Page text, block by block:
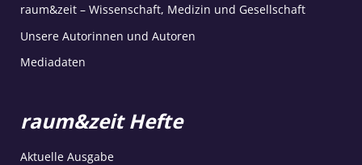
raum&zeit – Wissenschaft, Medizin und Gesellschaft
Unsere Autorinnen und Autoren
Mediadaten
raum&zeit Hefte
Aktuelle Ausgabe